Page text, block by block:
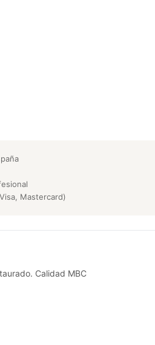
Mastercard)
Calidad MBC